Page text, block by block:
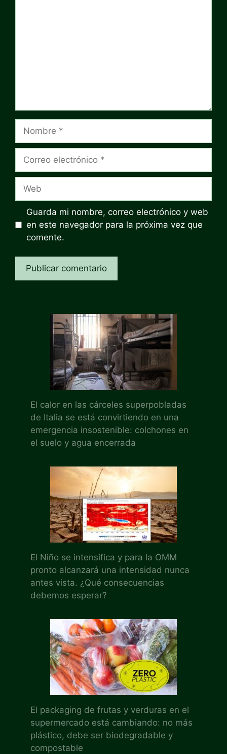
electrónico
Guarda mi nombre, correo electrónico y web
en este navegador para la próxima vez que
comente.
El calor en las cárceles superpobladas
de Italia se está convirtiendo en una
emergencia insostenible: colchones en
el suelo y agua encerrada
El Niño se intensifica y para la OMM
pronto alcanzará una intensidad nunca
antes vista. ¿Qué consecuencias
debemos esperar?
El packaging de frutas y verduras en el
supermercado está cambiando: no más
plástico, debe ser biodegradable y
compostable